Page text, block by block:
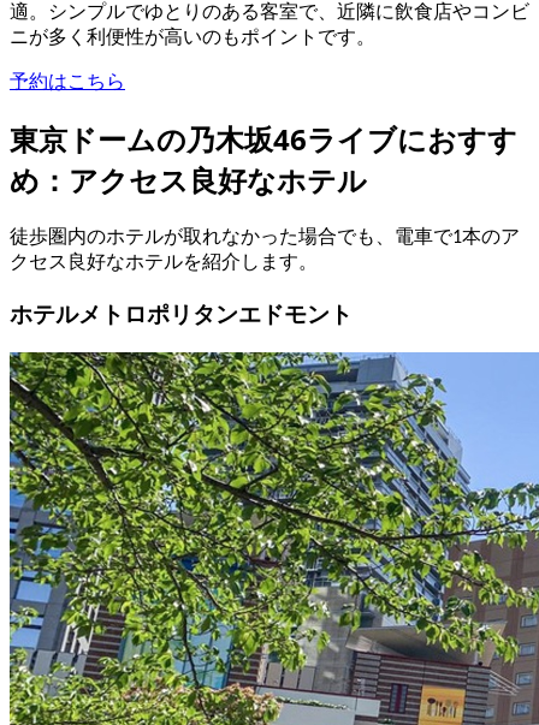
適。シンプルでゆとりのある客室で、近隣に飲食店やコンビ
ニが多く利便性が高いのもポイントです。
予約はこちら
東京ドームの乃木坂46ライブにおすす
め：アクセス良好なホテル
徒歩圏内のホテルが取れなかった場合でも、電車で1本のア
クセス良好なホテルを紹介します。
ホテルメトロポリタンエドモント